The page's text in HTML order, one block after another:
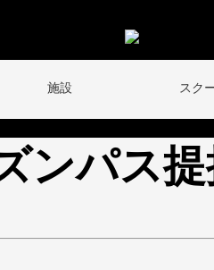
施設 スク
ンパス